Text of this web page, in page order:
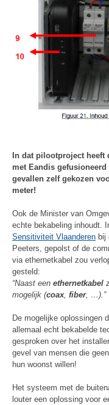
In dat pilootproject heeft
met Eandis
gevallen zelf gekozen
meter!
Ook de Minister van
echte bekabeling inhoudt.
Sensi­tiviteit Vlaan­deren bij
Peeters, gepolst of de
via ethernetkabel zou
gesteld:
“Naast een ethernetkabel
mogelijk (coax, fiber, …).”
De mogelijke oplossingen
allemaal echt bekabelde
gesproken over het
gevel van mensen die
hun woonst willen!
Het systeem met de
louter een oplossing voor